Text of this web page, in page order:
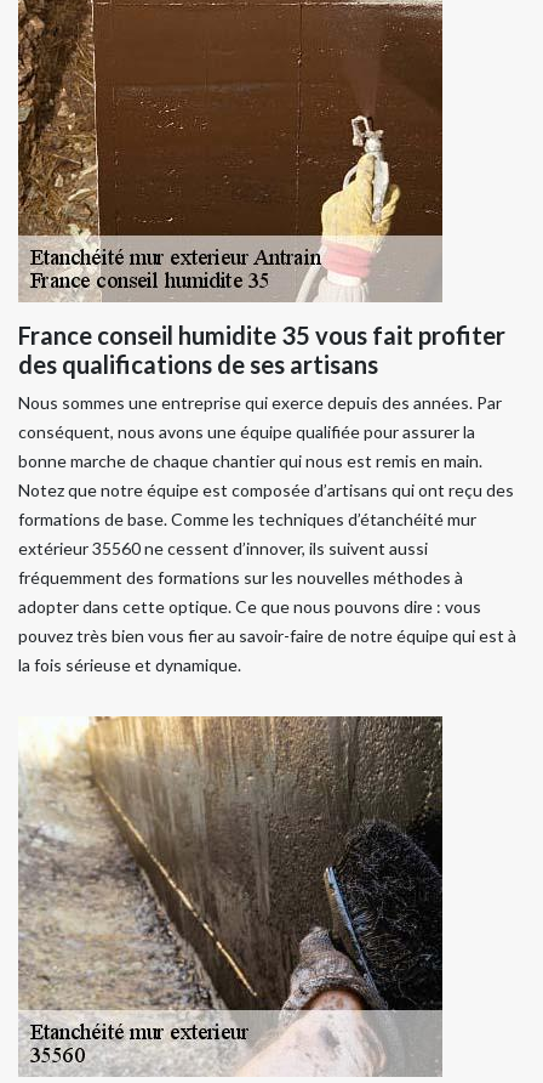
France conseil humidite 35 vous fait profiter
des qualifications de ses artisans
Nous sommes une entreprise qui exerce depuis des années. Par
conséquent, nous avons une équipe qualifiée pour assurer la
bonne marche de chaque chantier qui nous est remis en main.
Notez que notre équipe est composée d’artisans qui ont reçu des
formations de base. Comme les techniques d’étanchéité mur
extérieur 35560 ne cessent d’innover, ils suivent aussi
fréquemment des formations sur les nouvelles méthodes à
adopter dans cette optique. Ce que nous pouvons dire : vous
pouvez très bien vous fier au savoir-faire de notre équipe qui est à
la fois sérieuse et dynamique.